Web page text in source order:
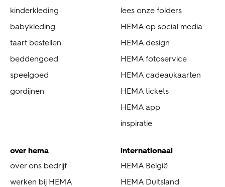
kinderkleding
babykleding
taart bestellen
beddengoed
speelgoed
gordijnen
lees onze folders
HEMA op social media
HEMA design
HEMA fotoservice
HEMA cadeaukaarten
HEMA tickets
HEMA app
inspiratie
over hema
over ons bedrijf
werken bij HEMA
internationaal
HEMA België
HEMA Duitsland